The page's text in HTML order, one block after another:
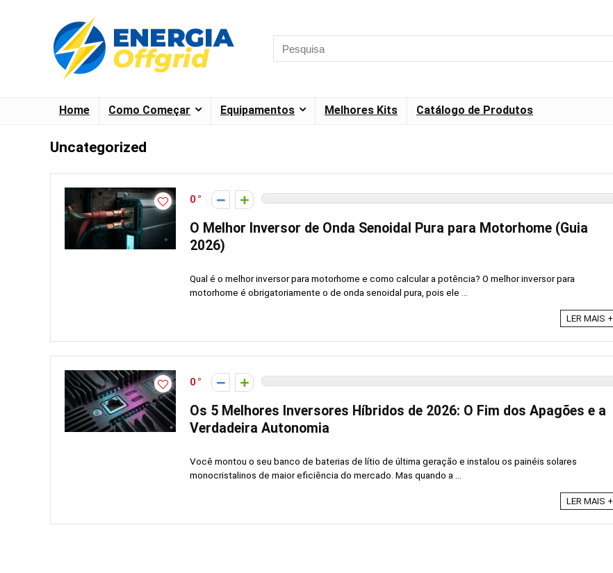
Home Como Começar Equipamentos Melhores Kits Catálogo de Produtos
Uncategorized
0
O Melhor Inversor de Onda Senoidal Pura para Motorhome (Guia
2026)
Qual é o melhor inversor para motorhome e como calcular a potência? O melhor inversor para
motorhome é obrigatoriamente o de onda senoidal pura, pois ele ...
LER MAIS +
0
Os 5 Melhores Inversores Híbridos de 2026: O Fim dos Apagões e a
Verdadeira Autonomia
Você montou o seu banco de baterias de lítio de última geração e instalou os painéis solares
monocristalinos de maior eficiência do mercado. Mas quando a ...
LER MAIS +